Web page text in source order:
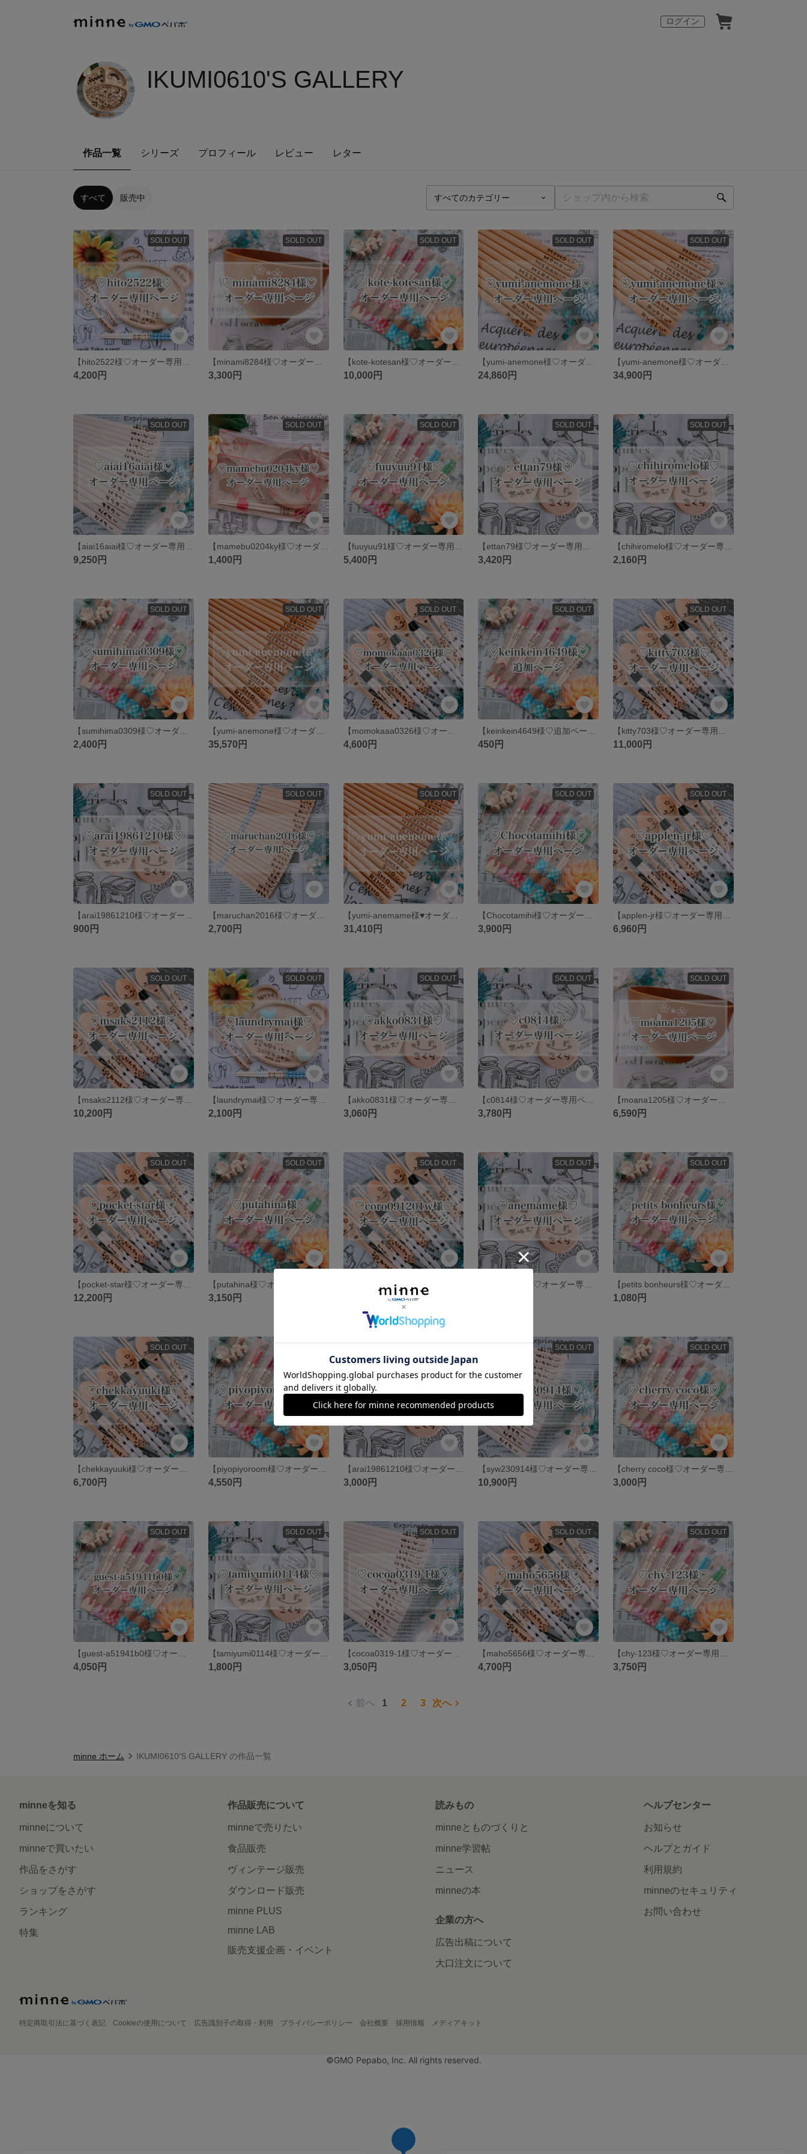
ログイン
IKUMI0610'S GALLERY
作品一覧 シリーズ プロフィール レビュー レター
すべて 販売中
SOLD OUT
4,200円
SOLD OUT
3,300円
SOLD OUT
10,000円
SOLD OUT
24,860円
SOLD OUT
34,900円
SOLD OUT
9,250円
SOLD OUT
【mamebu0204ky様♡オーダー専用ページ】
1,400円
SOLD OUT
5,400円
SOLD OUT
3,420円
SOLD OUT
2,160円
SOLD OUT
2,400円
SOLD OUT
【yumi-anemone様♡オーダー専用ページ】
35,570円
SOLD OUT
4,600円
SOLD OUT
450円
SOLD OUT
11,000円
SOLD OUT
900円
SOLD OUT
【maruchan2016様♡オーダー専用ページ】
2,700円
SOLD OUT
【yumi-anemame様♥オーダー専用ページ】
31,410円
SOLD OUT
3,900円
SOLD OUT
6,960円
SOLD OUT
10,200円
SOLD OUT
【laundrymai様♡オーダー専用ページ】
2,100円
SOLD OUT
【akko0831様♡オーダー専用ページ】
3,060円
SOLD OUT
3,780円
SOLD OUT
6,590円
SOLD OUT
12,200円
SOLD OUT
3,150円
SOLD OUT
10,500円
SOLD OUT SOLD OUT
1,080円
SOLD OUT
6,700円 4,550円 3,000円
SOLD OUT
10,900円
SOLD OUT
3,000円
SOLD OUT
4,050円
SOLD OUT
1,800円
SOLD OUT
3,050円
SOLD OUT
4,700円
SOLD OUT
3,750円
前へ 1 2 3 次へ
minne ホーム IKUMI0610'S GALLERY の作品一覧
minneを知る
minneについて
minneで買いたい
作品をさがす
ショップをさがす
ランキング
特集
作品販売について
minneで売りたい
食品販売
ヴィンテージ販売
ダウンロード販売
minne PLUS
minne LAB
販売支援企画・イベント
読みもの
minneとものづくりと
minne学習帖
ニュース
minneの本
企業の方へ
広告出稿について
大口注文について
ヘルプセンター
お知らせ
ヘルプとガイド
利用規約
minneのセキュリティ
お問い合わせ
特定商取引法に基づく表記 Cookieの使用について 広告識別子の取得・利用 プライバシーポリシー 会社概要 採用情報 メディアキット
©GMO Pepabo, Inc. All rights reserved.